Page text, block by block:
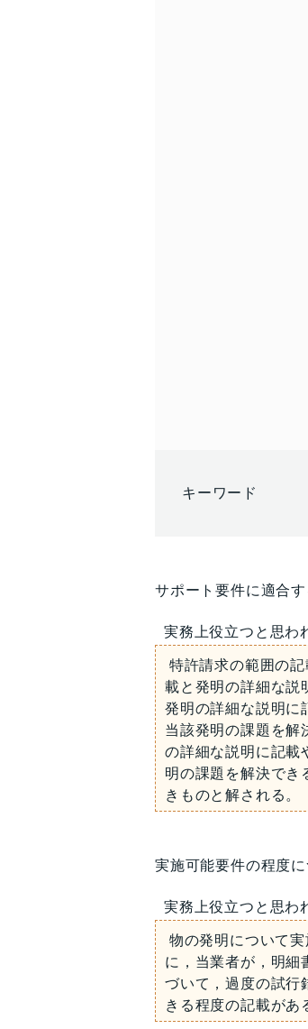
キーワード
サポート要件に適合
実務上役立つと思わ
特許請求の範囲の
載と発明の詳細な説
発明の詳細な説明に
当該発明の課題を解
の詳細な説明に記載
明の課題を解決でき
きものと解される。
実施可能要件の程度に
実務上役立つと思わ
物の発明について
に，当業者が，明細
づいて，過度の試行
きる程度の記載があ